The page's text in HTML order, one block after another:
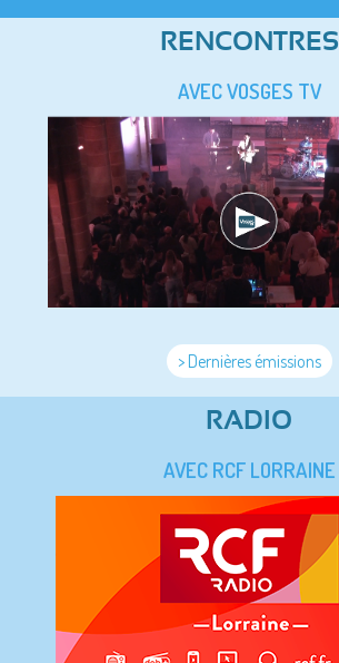
RENCONTRES
AVEC VOSGES TV
> Dernières émissions
RADIO
AVEC RCF LORRAINE